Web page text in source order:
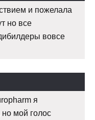
и пожелала
но все
вовсе
я
но мой голос